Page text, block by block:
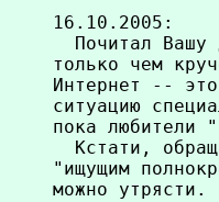
16.10.2005:
Почитал Вашу
только чем
Интернет --
ситуацию
пока любители
Кстати,
"ищущим
можно утрясти.